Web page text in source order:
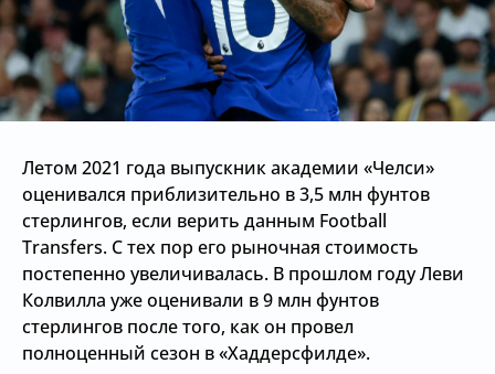
Летом 2021 года выпускник академии «Челси»
оценивался приблизительно в 3,5 млн фунтов
стерлингов, если верить данным Football
Transfers. С тех пор его рыночная стоимость
постепенно увеличивалась. В прошлом году Леви
Колвилла уже оценивали в 9 млн фунтов
стерлингов после того, как он провел
полноценный сезон в «Хаддерсфилде».